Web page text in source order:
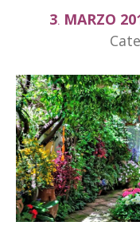
3. MARZO